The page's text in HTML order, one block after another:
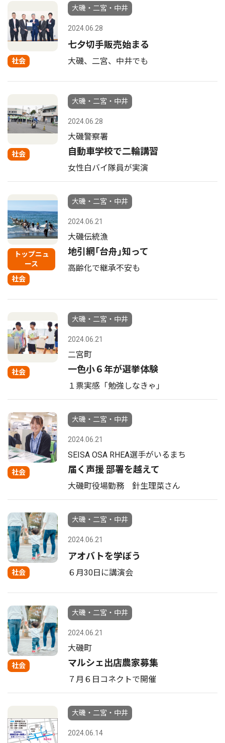
社会
大磯・二宮・中井
2024.06.28
七夕切手販売始まる
大磯、二宮、中井でも
社会
大磯・二宮・中井
2024.06.28
大磯警察署
自動車学校で二輪講習
女性白バイ隊員が実演
トップニュ
ース
社会
大磯・二宮・中井
2024.06.21
大磯伝統漁
地引網｢台舟｣知って
高齢化で継承不安も
社会
大磯・二宮・中井
2024.06.21
二宮町
一色小６年が選挙体験
１票実感「勉強しなきゃ｣
社会
大磯・二宮・中井
2024.06.21
SEISA OSA RHEA選手がいるまち
届く声援 部署を越えて
大磯町役場勤務 針生理菜さん
社会
大磯・二宮・中井
2024.06.21
アオバトを学ぼう
６月30日に講演会
社会
大磯・二宮・中井
2024.06.21
大磯町
マルシェ出店農家募集
７月６日コネクトで開催
大磯・二宮・中井
2024.06.14